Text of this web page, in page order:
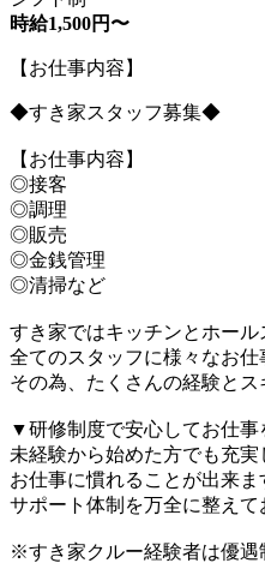
時給1,500円〜
【お仕事内容】
◆すき家スタッフ募集◆
【お仕事内容】
◎接客
◎調理
◎販売
◎金銭管理
◎清掃など
すき家ではキッチンとホール
全てのスタッフに様々なお仕
その為、たくさんの経験とス
▼研修制度で安心してお仕事
未経験から始めた方でも充
お仕事に慣れることが出来ま
サポート体制を万全に整え
※すき家クルー経験者は優遇